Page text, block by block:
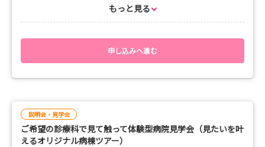
学会です！先着4名様限定のため、お早めにお申し込み下さい！
もっと見る
申し込みへ進む
説明会・見学会
ご希望の診療科で見て触って体験型病院見学会（見たいを叶
えるオリジナル病棟ツアー）